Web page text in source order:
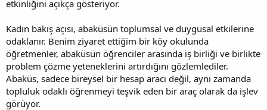
etkinliğini açıkça gösteriyor.
Kadın bakış açısı, abaküsün toplumsal ve duygusal etkilerine
odaklanır. Benim ziyaret ettiğim bir köy okulunda
öğretmenler, abaküsün öğrenciler arasında iş birliği ve birlikte
problem çözme yeteneklerini artırdığını gözlemlediler.
Abaküs, sadece bireysel bir hesap aracı değil, aynı zamanda
topluluk odaklı öğrenmeyi teşvik eden bir araç olarak da işlev
görüyor.